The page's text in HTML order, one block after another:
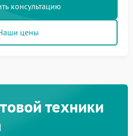
консультацию
цены
техники